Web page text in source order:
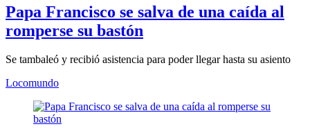
Papa Francisco se salva de una caída al
romperse su bastón
Se tambaleó y recibió asistencia para poder llegar hasta su asiento
Locomundo